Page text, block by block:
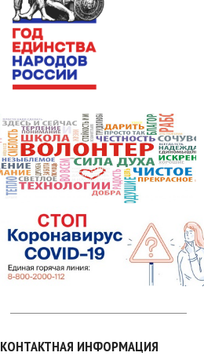
КОНТАКТНАЯ ИНФОРМАЦИЯ